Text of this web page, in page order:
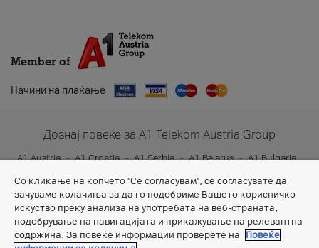
Member of
Начини на плаќање
Дознај повеќе за A1 Telekom Austria Group
A1 Austria A1 Croatia A1 Serbia A1 Belarus
A1 Bulgaria
Со кликање на копчето "Се согласувам", се согласувате да
зачуваме колачиња за да го подобриме Вашето корисничко
искуство преку анализа на употребата на веб-страната,
подобрување на навигацијата и прикажување на релевантна
содржина. За повеќе информации проверете на
Повеќе